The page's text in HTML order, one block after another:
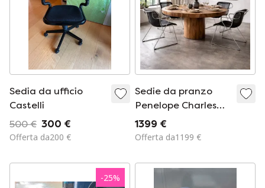
Sedia da ufficio
Castelli
500 € 300 €
Offerta da200 €
Sedie da pranzo
Penelope Charles
Pollock Design
italiano 1980
1399 €
Offerta da1199 €
-25%